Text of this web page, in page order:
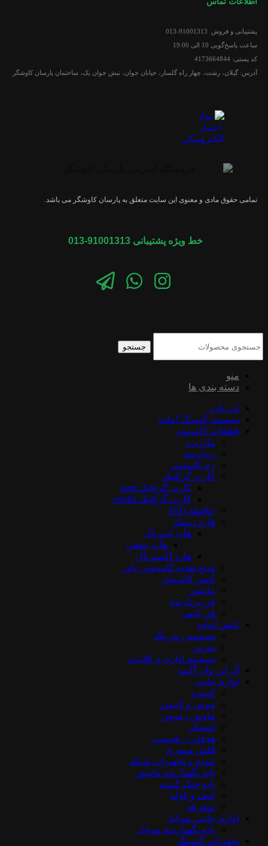
پشتیبانی و فروش 91001313-013
ساعت پاسخ‌گویی 10 الی 19:00
کد پستی: 4173664844
آدرس: گیلان، رشت، چهار راه گلسار، خیابان جوان، نبش جوان یک، ساختمان پارسان کاوشگر
تمامی حقوق مادی و معنوی این سایت متعلق به پارسان کاوشگر می باشد.
خط ویژه پشتیبانی 91001313-013
جستجو
منو
دسته بندی ها
لپ تاپ
سیستم گیمینگ آماده
قطعات کامپیوتر
مادربرد
پردازنده
رم کامپیوتر
کارت گرافیک
کارت گرافیک amd
کارت گرافیک nvidia
حافظه SSD
هارد دیسک
هارد اینترنال
هارد بنفش
هارد اکسترنال
منبع تغذیه کامپیوتر، پاور
کیس کامپیوتر
مانیتور
فن پردازنده
فن کیس
کیس آماده
سیستم رندرینگ
سرور
سیستم‌ اداری و کلاینت
آل این وان آکبند
لوازم جانبی
کیبورد
موس و کیبورد
ماوس | موس
اسپیکر
هدفون – هدست
فلش مموری
مودم و تجهیزات شبکه
پایه نگهدارنده مانیتور
پایه خنک کننده
کیف و کوله
متفرقه
لوازم جانبی موبایل
پایه نگهدارنده موبایل
تجهیزات گیمینگ